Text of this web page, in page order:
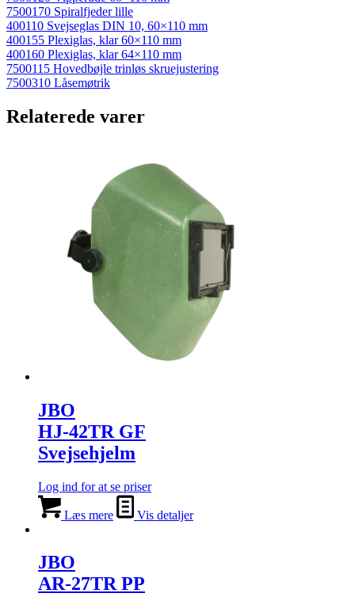
7500170 Spiralfjeder lille
400110 Svejseglas DIN 10, 60×110 mm
400155 Plexiglas, klar 60×110 mm
400160 Plexiglas, klar 64×110 mm
7500115 Hovedbøjle trinløs skruejustering
7500310 Låsemøtrik
Relaterede varer
JBO
HJ-42TR GF
Svejsehjelm
Log ind for at se priser
Læs mere Vis detaljer
JBO
AR-27TR PP